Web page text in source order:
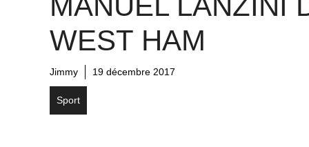
WEST HAM
Jimmy 19 décembre 2017
Sport